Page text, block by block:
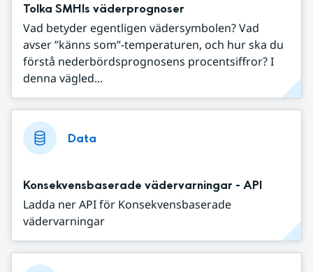
Tolka SMHIs väderprognoser
Vad betyder egentligen vädersymbolen? Vad
avser ”känns som”-temperaturen, och hur ska du
förstå nederbördsprognosens procentsiffror? I
denna vägled...
Data
Konsekvensbaserade vädervarningar - API
Ladda ner API för Konsekvensbaserade
vädervarningar